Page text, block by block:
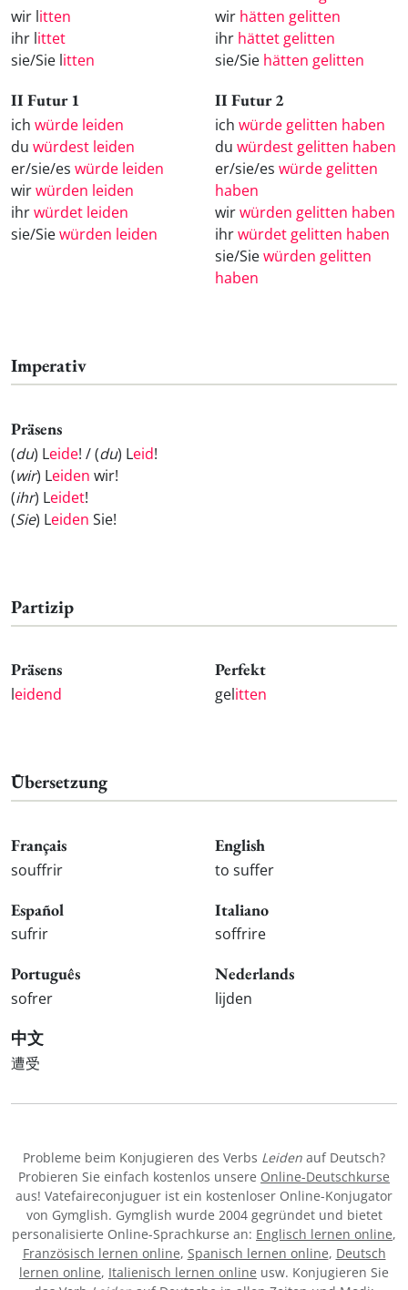
wir litten
ihr littet
sie/Sie litten
wir hätten gelitten
ihr hättet gelitten
sie/Sie hätten gelitten
II Futur 1
ich würde leiden
du würdest leiden
er/sie/es würde leiden
wirwürden leiden
ihrwürdet leiden
sie/Siewürden leiden
II Futur 2
ich würde gelitten haben
du würdest gelitten haben
er/sie/es würde gelitten
haben
wirwürden gelitten haben
ihrwürdet gelitten haben
sie/Siewürden gelitten
haben
Imperativ
Präsens
(du) Leide! / (du) Leid!
(wir) Leiden wir!
(ihr) Leidet!
(Sie) Leiden Sie!
Partizip
Präsens
leidend
Perfekt
gelitten
Übersetzung
Français
souffrir
English
to suffer
Español
sufrir
Italiano
soffrire
Português
sofrer
Nederlands
lijden
中文
遭受
Probleme beim Konjugieren des Verbs Leiden auf Deutsch?
Probieren Sie einfach kostenlos unsere Online-Deutschkurse
aus! Vatefaireconjuguer ist ein kostenloser Online-Konjugator
von Gymglish. Gymglish wurde 2004 gegründet und bietet
personalisierte Online-Sprachkurse an: Englisch lernen online,
Französisch lernen online, Spanisch lernen online, Deutsch
lernen online, Italienisch lernen online usw. Konjugieren Sie